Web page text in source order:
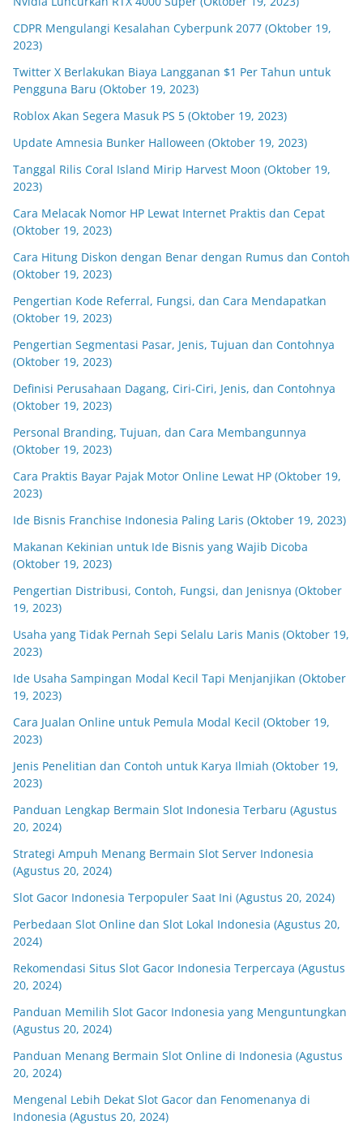
CDPR Mengulangi Kesalahan Cyberpunk 2077 (Oktober 19,
2023)
Twitter X Berlakukan Biaya Langganan $1 Per Tahun untuk
Pengguna Baru (Oktober 19, 2023)
Roblox Akan Segera Masuk PS 5 (Oktober 19, 2023)
Update Amnesia Bunker Halloween (Oktober 19, 2023)
Tanggal Rilis Coral Island Mirip Harvest Moon (Oktober 19,
2023)
Cara Melacak Nomor HP Lewat Internet Praktis dan Cepat
(Oktober 19, 2023)
Cara Hitung Diskon dengan Benar dengan Rumus dan Contoh
(Oktober 19, 2023)
Pengertian Kode Referral, Fungsi, dan Cara Mendapatkan
(Oktober 19, 2023)
Pengertian Segmentasi Pasar, Jenis, Tujuan dan Contohnya
(Oktober 19, 2023)
Definisi Perusahaan Dagang, Ciri-Ciri, Jenis, dan Contohnya
(Oktober 19, 2023)
Personal Branding, Tujuan, dan Cara Membangunnya
(Oktober 19, 2023)
Cara Praktis Bayar Pajak Motor Online Lewat HP (Oktober 19,
2023)
Ide Bisnis Franchise Indonesia Paling Laris (Oktober 19, 2023)
Makanan Kekinian untuk Ide Bisnis yang Wajib Dicoba
(Oktober 19, 2023)
Pengertian Distribusi, Contoh, Fungsi, dan Jenisnya (Oktober
19, 2023)
Usaha yang Tidak Pernah Sepi Selalu Laris Manis (Oktober 19,
2023)
Ide Usaha Sampingan Modal Kecil Tapi Menjanjikan (Oktober
19, 2023)
Cara Jualan Online untuk Pemula Modal Kecil (Oktober 19,
2023)
Jenis Penelitian dan Contoh untuk Karya Ilmiah (Oktober 19,
2023)
Panduan Lengkap Bermain Slot Indonesia Terbaru (Agustus
20, 2024)
Strategi Ampuh Menang Bermain Slot Server Indonesia
(Agustus 20, 2024)
Slot Gacor Indonesia Terpopuler Saat Ini (Agustus 20, 2024)
Perbedaan Slot Online dan Slot Lokal Indonesia (Agustus 20,
2024)
Rekomendasi Situs Slot Gacor Indonesia Terpercaya (Agustus
20, 2024)
Panduan Memilih Slot Gacor Indonesia yang Menguntungkan
(Agustus 20, 2024)
Panduan Menang Bermain Slot Online di Indonesia (Agustus
20, 2024)
Mengenal Lebih Dekat Slot Gacor dan Fenomenanya di
Indonesia (Agustus 20, 2024)